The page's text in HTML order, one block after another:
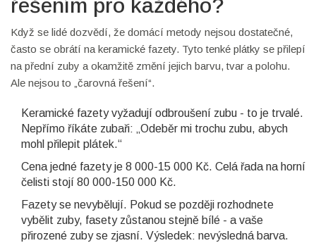
řešením pro každého?
Když se lidé dozvědí, že domácí metody nejsou dostatečné,
často se obrátí na keramické fazety. Tyto tenké plátky se přilepí
na přední zuby a okamžitě změní jejich barvu, tvar a polohu.
Ale nejsou to „čarovná řešení“.
Keramické fazety vyžadují odbroušení zubu - to je trvalé.
Nepřímo říkáte zubaři: „Odeběr mi trochu zubu, abych
mohl přilepit plátek.“
Cena jedné fazety je 8 000-15 000 Kč. Celá řada na horní
čelisti stojí 80 000-150 000 Kč.
Fazety se nevybělují. Pokud se později rozhodnete
vybělit zuby, fasety zůstanou stejně bílé - a vaše
přirozené zuby se zjasní. Výsledek: nevýsledná barva.